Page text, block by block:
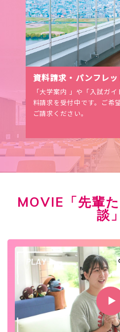
資料請求・パンフレッ
「大学案内 」や「入試ガ
料請求を受付中です。ご希
ご請求ください。
MOVIE「先輩
談」